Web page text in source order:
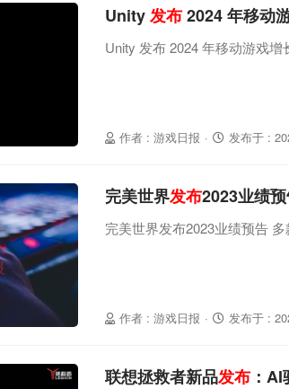
作者 : 游戏日报 · 发布于 :
Unity发布2024 年移动
Unity 发布 2024 年移动游戏增
作者 : 游戏日报 · 发布于 :
完美世界发布2023业绩
完美世界发布2023业绩预告
联想拯救者新品发布 ：